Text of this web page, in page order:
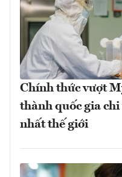
Chính thức vượt
thành quốc gia
nhất thế giới